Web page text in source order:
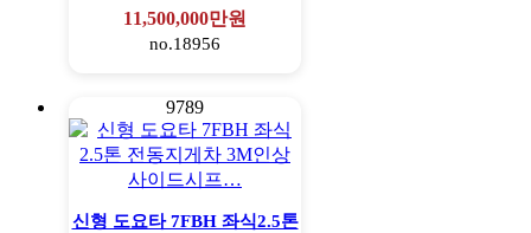
11,500,000만원
no.18956
9789
신형 도요타 7FBH 좌식2.5톤